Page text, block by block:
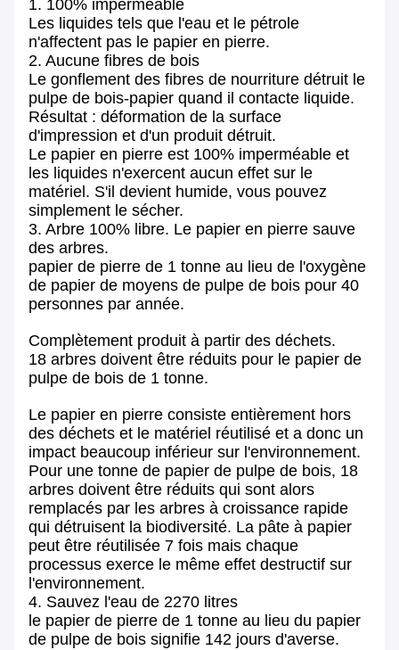
1. 100% imperméable
Les liquides tels que l'eau et le pétrole
n'affectent pas le papier en pierre.
2. Aucune fibres de bois
Le gonflement des fibres de nourriture détruit le
pulpe de bois-papier quand il contacte liquide.
Résultat : déformation de la surface
d'impression et d'un produit détruit.
Le papier en pierre est 100% imperméable et
les liquides n'exercent aucun effet sur le
matériel. S'il devient humide, vous pouvez
simplement le sécher.
3. Arbre 100% libre. Le papier en pierre sauve
des arbres.
papier de pierre de 1 tonne au lieu de l'oxygène
de papier de moyens de pulpe de bois pour 40
personnes par année.
Complètement produit à partir des déchets.
18 arbres doivent être réduits pour le papier de
pulpe de bois de 1 tonne.
Le papier en pierre consiste entièrement hors
des déchets et le matériel réutilisé et a donc un
impact beaucoup inférieur sur l'environnement.
Pour une tonne de papier de pulpe de bois, 18
arbres doivent être réduits qui sont alors
remplacés par les arbres à croissance rapide
qui détruisent la biodiversité. La pâte à papier
peut être réutilisée 7 fois mais chaque
processus exerce le même effet destructif sur
l'environnement.
4. Sauvez l'eau de 2270 litres
le papier de pierre de 1 tonne au lieu du papier
de pulpe de bois signifie 142 jours d'averse.